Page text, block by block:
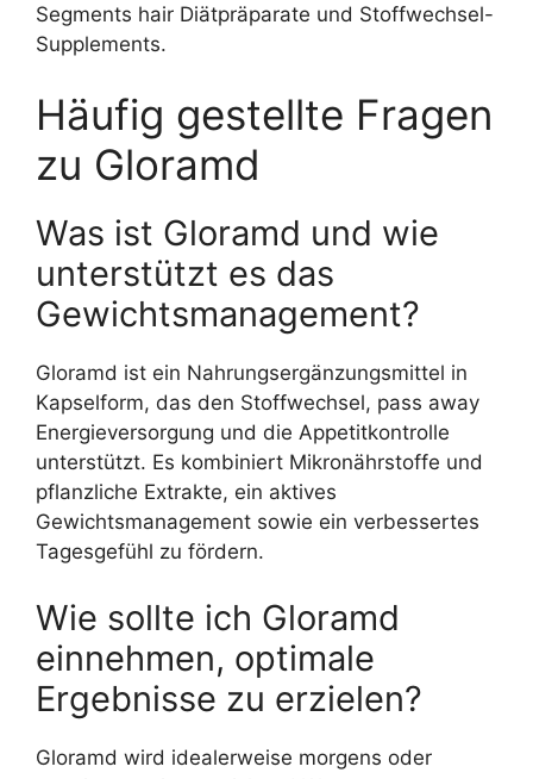
Segments hair Diätpräparate und Stoffwechsel-
Supplements.
Häufig gestellte Fragen
zu Gloramd
Was ist Gloramd und wie
unterstützt es das
Gewichtsmanagement?
Gloramd ist ein Nahrungsergänzungsmittel in
Kapselform, das den Stoffwechsel, pass away
Energieversorgung und die Appetitkontrolle
unterstützt. Es kombiniert Mikronährstoffe und
pflanzliche Extrakte, ein aktives
Gewichtsmanagement sowie ein verbessertes
Tagesgefühl zu fördern.
Wie sollte ich Gloramd
einnehmen, optimale
Ergebnisse zu erzielen?
Gloramd wird idealerweise morgens oder